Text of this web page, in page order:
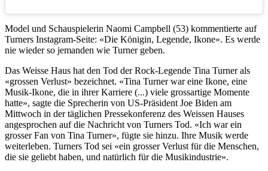
Model und Schauspielerin Naomi Campbell (53) kommentierte auf
Turners Instagram-Seite: «Die Königin, Legende, Ikone». Es werde
nie wieder so jemanden wie Turner geben.
Das Weisse Haus hat den Tod der Rock-Legende Tina Turner als
«grossen Verlust» bezeichnet. «Tina Turner war eine Ikone, eine
Musik-Ikone, die in ihrer Karriere (...) viele grossartige Momente
hatte», sagte die Sprecherin von US-Präsident Joe Biden am
Mittwoch in der täglichen Pressekonferenz des Weissen Hauses
angesprochen auf die Nachricht von Turners Tod. «Ich war ein
grosser Fan von Tina Turner», fügte sie hinzu. Ihre Musik werde
weiterleben. Turners Tod sei «ein grosser Verlust für die Menschen,
die sie geliebt haben, und natürlich für die Musikindustrie».